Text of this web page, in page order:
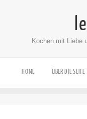
Kochen mit Liebe
HOME ÜBER DIE SEITE